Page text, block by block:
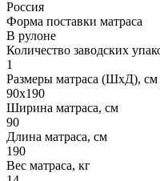
Россия
Форма поставки матраса
В рулоне
Количество заводских
1
Размеры матраса (ШхД), см
90х190
Ширина матраса, см
90
Длина матраса, см
190
Вес матраса, кг